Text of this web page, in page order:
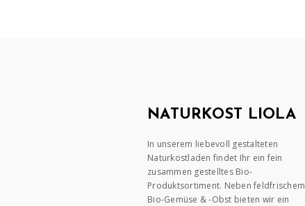
NATURKOST LIOLA
In unserem liebevoll gestalteten
Naturkostladen findet Ihr ein fein
zusammen gestelltes Bio-
Produktsortiment. Neben feldfrischem
Bio-Gemüse & -Obst bieten wir ein